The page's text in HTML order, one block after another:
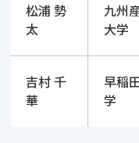
松浦 勢
太
九州
大学
吉村 千
華
早稲
学